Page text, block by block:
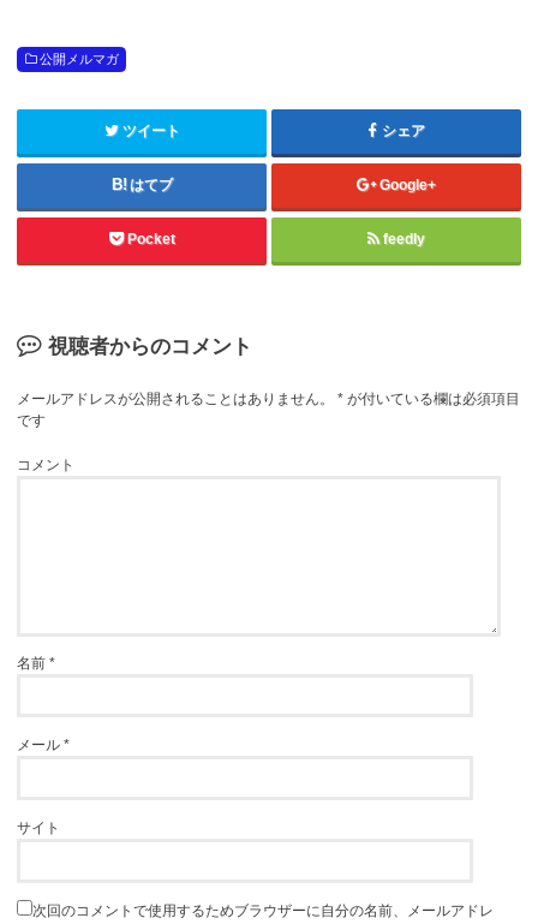
公開メルマガ
ツイート シェア
はてブ Google+
Pocket feedly
視聴者からのコメント
メールアドレスが公開されることはありません。 * が付いている欄は必須項目
です
コメント
名前*
メール*
サイト
次回のコメントで使用するためブラウザーに自分の名前、メールアドレ